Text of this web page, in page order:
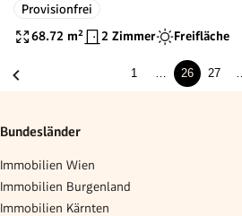
WOHNUNG MIT LOGGIA NÄHE U6
ERLAAER STRASSE!
Provisionfrei
68.72 m² 2 Zimmer Freifläche
1 26 27
Bundesländer
Immobilien Wien
Immobilien Burgenland
Immobilien Kärnten